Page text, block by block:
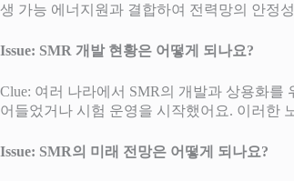
생 가능 에너지원과 결합하여 전력망의 안정
Issue: SMR 개발 현황은 어떻게 되나요?
Clue: 여러 나라에서 SMR의 개발과 상용화
어들었거나 시험 운영을 시작했어요. 이러한
Issue: SMR의 미래 전망은 어떻게 되나요?